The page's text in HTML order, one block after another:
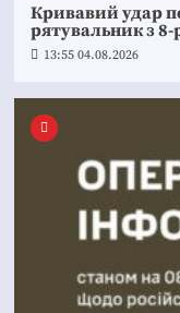
Кривавий удар
рятувальник з
13:55 04.08.2026